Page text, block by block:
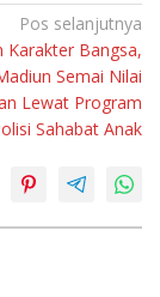
Pos selanjutnya
Karakter Bangsa,
Semai Nilai
Lewat Program
Sahabat Anak